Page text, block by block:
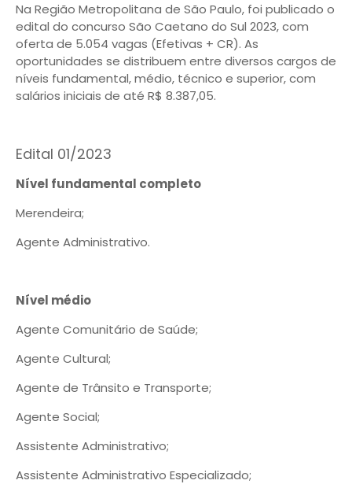
Na Região Metropolitana de São Paulo, foi publicado o
edital do concurso São Caetano do Sul 2023, com
oferta de 5.054 vagas (Efetivas + CR). As
oportunidades se distribuem entre diversos cargos de
níveis fundamental, médio, técnico e superior, com
salários iniciais de até R$ 8.387,05.
Edital 01/2023
Nível fundamental completo
Merendeira;
Agente Administrativo.
Nível médio
Agente Comunitário de Saúde;
Agente Cultural;
Agente de Trânsito e Transporte;
Agente Social;
Assistente Administrativo;
Assistente Administrativo Especializado;